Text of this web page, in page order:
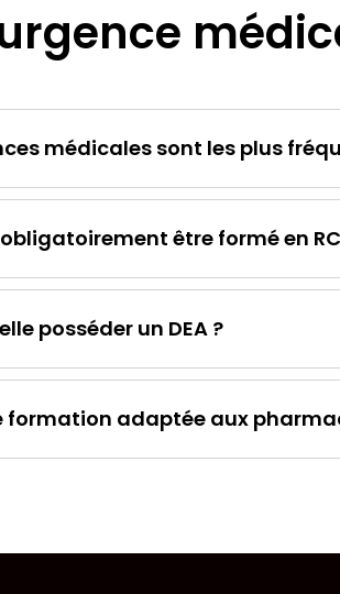
médicales sont les plus
être formé en
posséder un DEA ?
formation adaptée aux